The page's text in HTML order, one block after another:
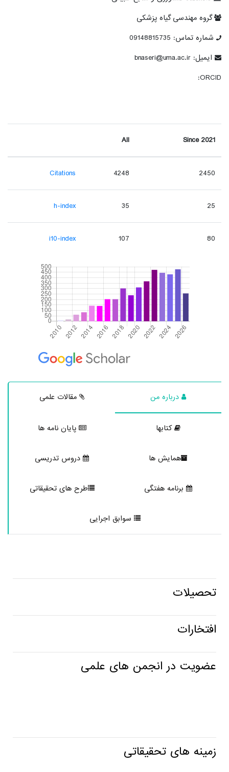
گروه مهندسی گیاه پزشکی
شماره تماس: 09148815735
ایمیل: bnaseri@uma.ac.ir
ORCID:
All Since 2021
Citations 4248 2450
h-index 35 25
i10-index 107 80
درباره من مقالات علمی
کتابها پایان نامه ها
همایش ها دروس تدریسی
برنامه هفتگی طرح های تحقیقاتی
سوابق اجرایی
تحصیلات
افتخارات
عضویت در انجمن های علمی
زمینه های تحقیقاتی